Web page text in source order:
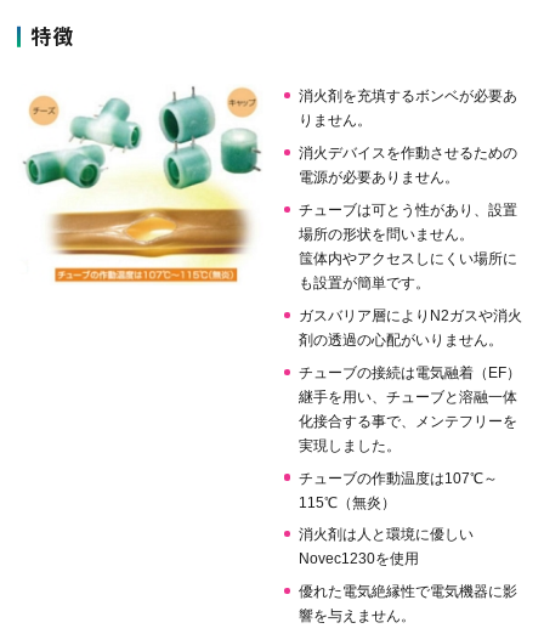
特徴
消火剤を充填するボンベが必要あ
りません。
消火デバイスを作動させるための
電源が必要ありません。
チューブは可とう性があり、設置
場所の形状を問いません。
筺体内やアクセスしにくい場所に
も設置が簡単です。
ガスバリア層によりN2ガスや消火
剤の透過の心配がいりません。
チューブの接続は電気融着（EF）
継手を用い、チューブと溶融一体
化接合する事で、メンテフリーを
実現しました。
チューブの作動温度は107℃～
115℃（無炎）
消火剤は人と環境に優しい
Novec1230を使用
優れた電気絶縁性で電気機器に影
響を与えません。